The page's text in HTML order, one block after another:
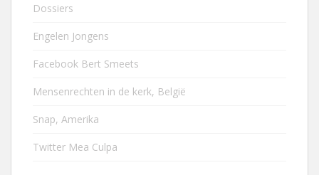
Dossiers
Engelen Jongens
Facebook Bert Smeets
Mensenrechten in de kerk, België
Snap, Amerika
Twitter Mea Culpa